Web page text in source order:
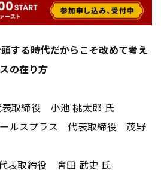
する時代だからこそ改めて考え
の在り方
取締役 小池 桃太郎 氏
ールスプラス 代表取締役 茂野
表取締役 會田 武史 氏